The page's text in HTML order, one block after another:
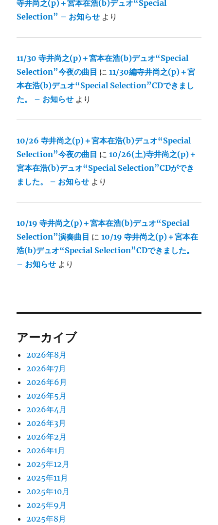
寺井尚之(p)＋宮本在浩(b)デュオ“Special
Selection” – お知らせ より
11/30 寺井尚之(p)＋宮本在浩(b)デュオ“Special
Selection”今夜の曲目 に11/30編寺井尚之(p)＋宮
本在浩(b)デュオ“Special Selection”CDできまし
た。 – お知らせ より
10/26 寺井尚之(p)＋宮本在浩(b)デュオ“Special
Selection”今夜の曲目 に10/26(土)寺井尚之(p)＋
宮本在浩(b)デュオ“Special Selection”CDができ
ました。 – お知らせ より
10/19 寺井尚之(p)＋宮本在浩(b)デュオ“Special
Selection”演奏曲目 に10/19 寺井尚之(p)＋宮本在
浩(b)デュオ“Special Selection”CDできました。
– お知らせ より
アーカイブ
2026年8月
2026年7月
2026年6月
2026年5月
2026年4月
2026年3月
2026年2月
2026年1月
2025年12月
2025年11月
2025年10月
2025年9月
2025年8月